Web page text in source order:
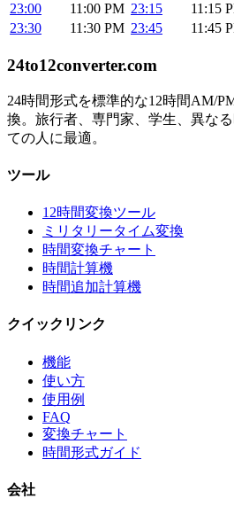
23:00
11:00 PM 23:15
11:15
23:30
11:30 PM 23:45 11:45
24to12converter.com
24時間形式を標準的な12時間AM/
換。旅行者、専門家、学生、異な
ての人に最適。
ツール
12時間変換ツール
ミリタリータイム変換
時間変換チャート
時間計算機
時間追加計算機
クイックリンク
機能
使い方
使用例
FAQ
変換チャート
時間形式ガイド
会社